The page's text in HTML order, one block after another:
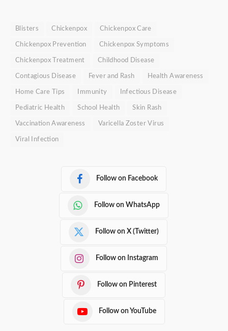
Blisters Chickenpox Chickenpox Care
Chickenpox Prevention Chickenpox Symptoms
Chickenpox Treatment Childhood Disease
Contagious Disease Fever and Rash Health Awareness
Home Care Tips Immunity Infectious Disease
Pediatric Health School Health Skin Rash
Vaccination Awareness Varicella Zoster Virus
Viral Infection
Follow on Facebook
Follow on WhatsApp
Follow on X (Twitter)
Follow on Instagram
Follow on Pinterest
Follow on YouTube